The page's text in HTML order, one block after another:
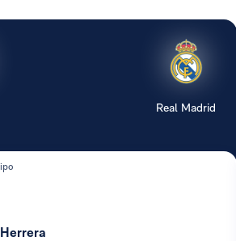
Real Madrid